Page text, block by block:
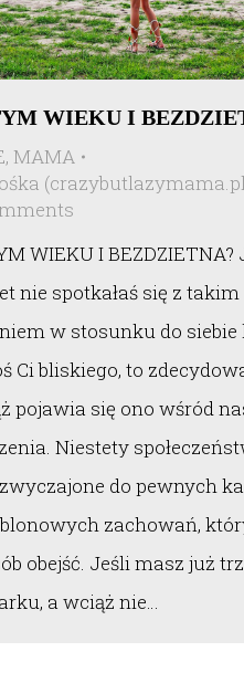
WIEKU I
, MAMA
WIEKU I BEZDZIETNA?
nie spotkałaś się z takim
w stosunku do siebie
Ci bliskiego, to
pojawia się ono wśród
Niestety
do pewnych
zachowań,
obejść. Jeśli masz już
a wciąż nie…